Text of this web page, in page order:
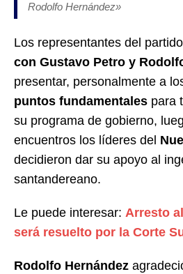
Rodolfo Hernández»
Los representantes del
con Gustavo Petro y
presentar, personalmente a
puntos fundamentales para
su programa de gobierno,
encuentros los líderes del
decidieron dar su apoyo al
santandereano.
Le puede interesar: Arresto
será resuelto por la Corte
Rodolfo Hernández